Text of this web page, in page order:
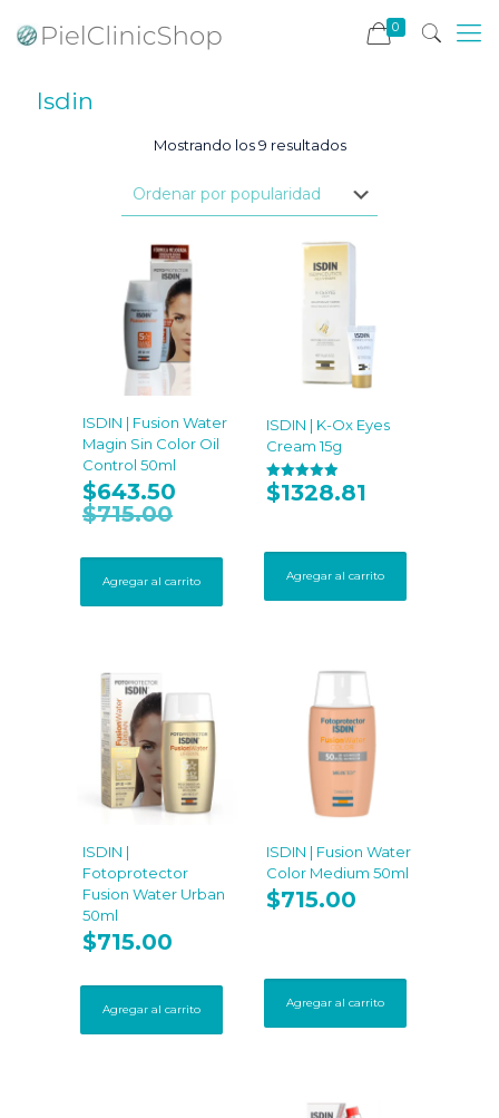
0
Isdin
Mostrando los 9 resultadosOrdenado
ISDIN | Fusion Water
Magin Sin Color Oil
Control 50ml
$643.50
$715.00
Agregar al carrito
ISDIN | K-Ox Eyes
Cream 15g
Valorado
con
$1328.81
Agregar al carrito
ISDIN |
Fotoprotector
Fusion Water Urban
50ml
$715.00
Agregar al carrito
ISDIN | Fusion Water
Color Medium 50ml
$715.00
Agregar al carrito